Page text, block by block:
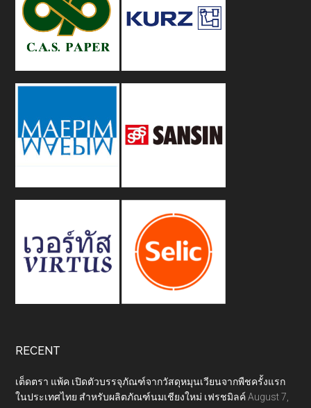
RECENT
เต็ดตรา แพ้ค เปิดตัวบรรจุภัณฑ์จากวัสดุหมุนเวียนจากพืชครั้งแรก
ในประเทศไทย สำหรับผลิตภัณฑ์นมเชียงใหม่ เฟรชมิลค์ August 7,